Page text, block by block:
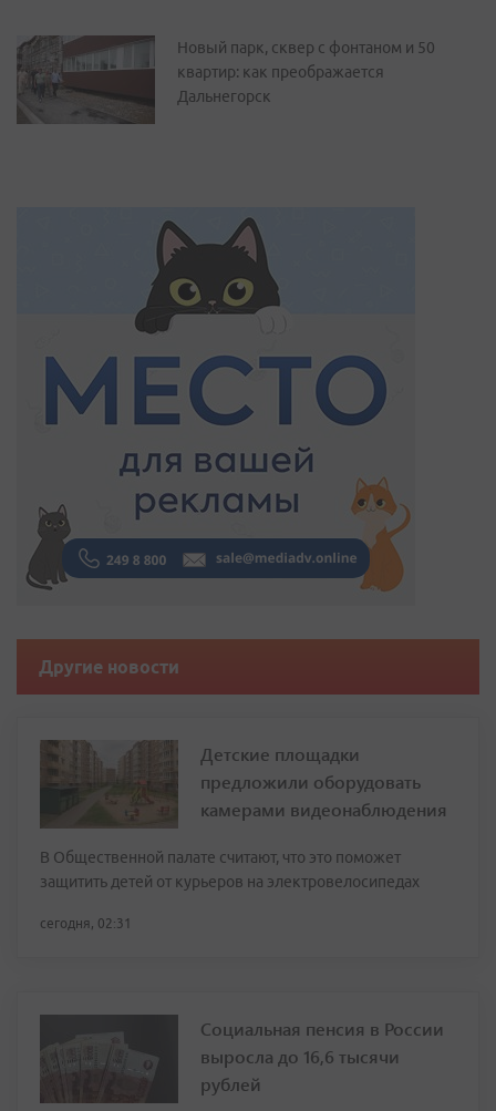
Новый парк, сквер с фонтаном и 50
квартир: как преображается
Дальнегорск
Другие новости
Детские площадки
предложили оборудовать
камерами видеонаблюдения
В Общественной палате считают, что это поможет
защитить детей от курьеров на электровелосипедах
сегодня, 02:31
Социальная пенсия в России
выросла до 16,6 тысячи
рублей